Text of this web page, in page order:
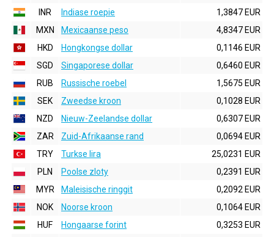
INR
Indiase roepie
1,3847 EUR
MXN
Mexicaanse peso
4,8347 EUR
HKD
Hongkongse dollar
0,1146 EUR
SGD
Singaporese dollar
0,6460 EUR
RUB
Russische roebel
1,5675 EUR
SEK
Zweedse kroon
0,1028 EUR
NZD
Nieuw-Zeelandse dollar
0,6307 EUR
ZAR
Zuid-Afrikaanse rand
0,0694 EUR
TRY
Turkse lira
25,0231 EUR
PLN
Poolse zloty
0,2391 EUR
MYR
Maleisische ringgit
0,2092 EUR
NOK
Noorse kroon
0,1064 EUR
HUF
Hongaarse forint
0,3253 EUR